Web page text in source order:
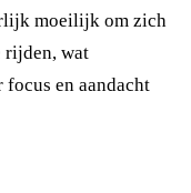
moeilijk om zich
rijden, wat
en aandacht